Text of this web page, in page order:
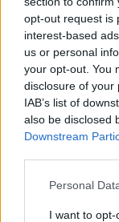
opt-out request is
interest-based
us or personal
your opt-out. You
disclosure of your
IAB’s list of
also be disclosed
Downstream
Please note that
not limited to
Personal
I want to
Szemból
Van annak